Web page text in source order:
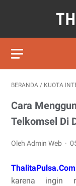
BERANDA / KUOTA
Cara
Telkomsel Di
Oleh Admin Web
ThalitaPulsa.Com
karena ingin